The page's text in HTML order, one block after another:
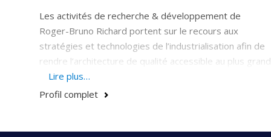
Les activités de recherche & développement de
Roger-Bruno Richard portent sur le recours aux
stratégies et technologies de l’industrialisation afin de
rendre l’architecture de qualité accessible au plus grand
nombre et adaptable aux changements sans
démolition.
« Noyau Porteur » et de plusieurs innovations
Lire plus…
Profil complet